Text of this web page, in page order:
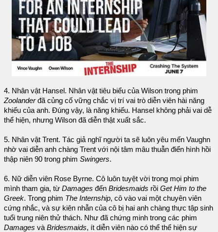
4. Nhân vật Hansel. Nhân vật tiêu biểu của Wilson trong phim
Zoolanderđã củng cố vững chắc vị trí vai trò diễn viên hài năng
khiếu của anh. Đúng vậy, là năng khiếu. Hansel không phải vai dễ
thể hiện, nhưng Wilson đã diễn thật xuất sắc.
5. Nhân vật Trent. Tác giả nghĩ người ta sẽ luôn yêu mến Vaughn
nhờ vai diễn anh chàng Trent với nội tâm mâu thuẫn điển hình hồi
thập niên 90 trong phim Swingers.
6. Nữ diễn viên Rose Byrne. Cô luôn tuyệt vời trong mọi phim
mình tham gia, từ Damages đến Bridesmaids rồi Get Him to the
Greek. Trong phim The Internship, cô vào vai một chuyên viên
cứng nhắc, và sự kiên nhẫn của cô bị hai anh chàng thực tập sinh
tuổi trung niên thử thách. Như đã chứng minh trong các phim
Damages và Bridesmaids, ít diễn viên nào có thể thể hiện sự